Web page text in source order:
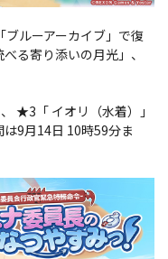
ルーアーカイブ」で復
る寄り添いの月光」、
★3「 イオリ（水着）」
9月14日 10時59分ま